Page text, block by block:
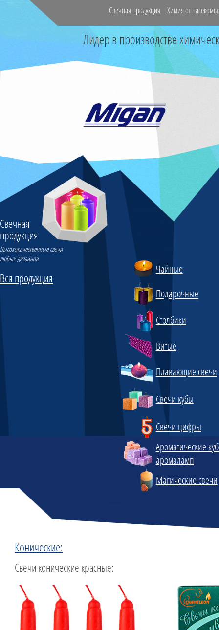
Свечная продукция Химия от
Лидер в производстве
Свечная
продукция
Высококачественные свечи
любых дизайнов
Вся продукция
Чайные
Подарочные
Столбики
Витые
Плавающие свечи
Свечи кубы
Свечи цифры
Ароматические
аромаламп
Магические свечи
Конические:
Свечи конические красные: